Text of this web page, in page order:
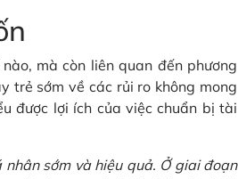
mà còn liên quan đến phương
trẻ sớm về các rủi ro không mong
được lợi ích của việc chuẩn bị tài
sớm và hiệu quả. Ở giai đoạn